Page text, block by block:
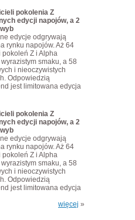
pokolenia Z
edycji napojów, a 2
edycje odgrywają
rynku napojów. Aż 64
Z i Alpha
smaku, a 58
i nieoczywistych
Odpowiedzią
jest limitowana edycja
pokolenia Z
edycji napojów, a 2
edycje odgrywają
rynku napojów. Aż 64
Z i Alpha
smaku, a 58
i nieoczywistych
Odpowiedzią
jest limitowana edycja
więcej »